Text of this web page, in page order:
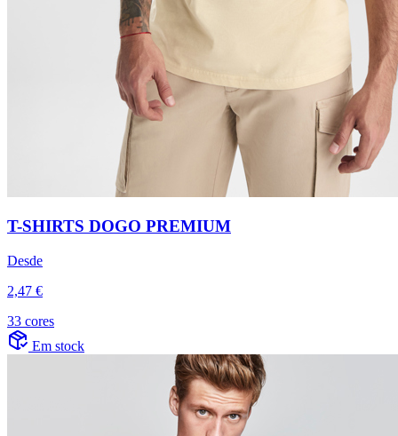
T-SHIRTS DOGO PREMIUM
Desde
2,47 €
33 cores
Em stock